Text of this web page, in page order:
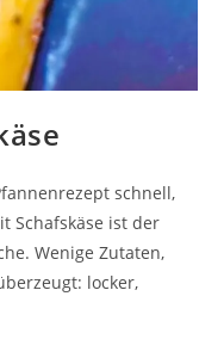
schnell,
Schafskäse ist der
Wenige Zutaten,
locker,